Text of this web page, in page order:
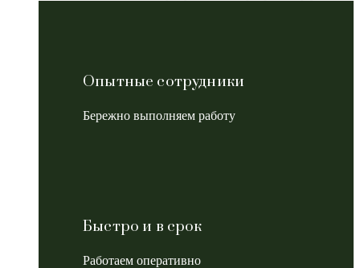
Опытные сотрудники
Бережно выполняем работу
Быстро и в срок
Работаем оперативно